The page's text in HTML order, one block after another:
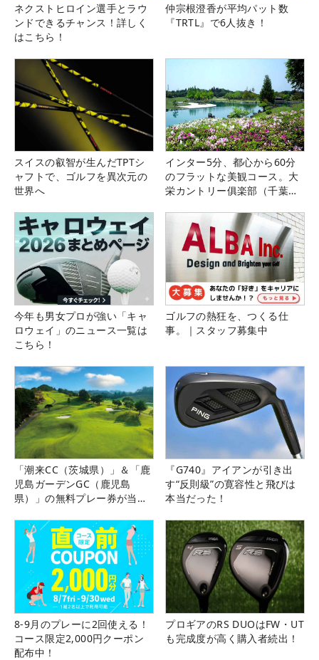
ネクストヒロイン選手とラウ
ンドできるチャンス！詳しく
はこちら！
仲宗根澄香が平均パット数
『TRTL』で6人抜き！
スイスの叡智が生んだTPTシ
ャフトで、ゴルフを異次元の
世界へ
インター5分、都心から60分
のフラットな美観コース。大
栄カントリー俱楽部（千葉
今年も男女プロが強い「キャ
ロウェイ」のニュース一覧は
こちら！
ゴルフの熱狂を、つくる仕
事。｜スタッフ募集中
「潮来CC（茨城県）」＆「鹿
児島ガーデンGC（鹿児島
県）」の無料プレー券が当た
『G740』アイアンが引き出
す“反則級”の寛容性と飛びは
本当だった！
8-9月のプレーに2回使える！
コース限定2,000円クーポン
配布中！
プロギアのRS DUOはFW・UT
も完成度が高く購入者続出！